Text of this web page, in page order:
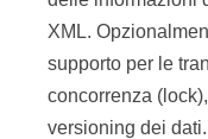
XML.
supporto per le
concorrenza
versioning dei dati.